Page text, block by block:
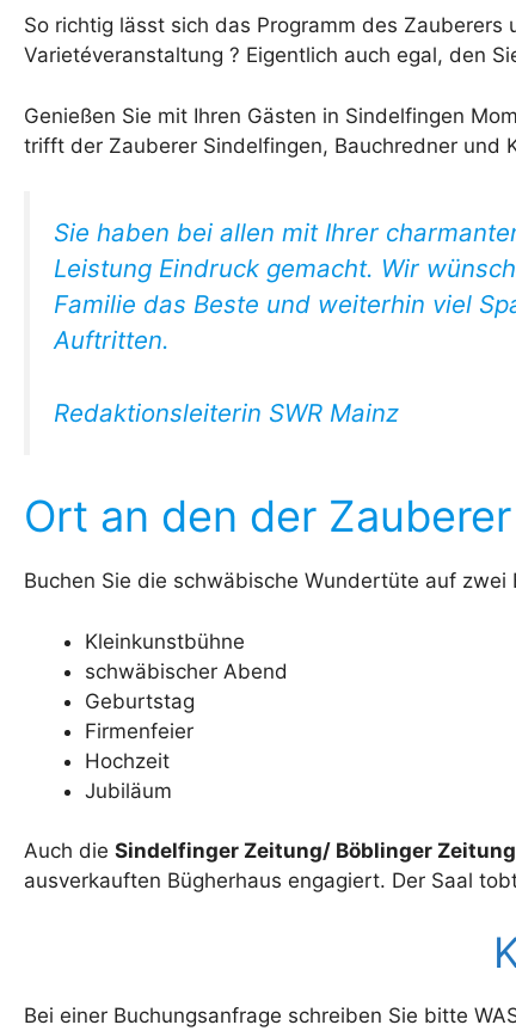
So richtig lässt sich das Programm des
Varietéveranstaltung ? Eigentlich auch egal, den
Genießen Sie mit Ihren Gästen in Sindelfingen
trifft der Zauberer Sindelfingen, Bauchredner und
Sie haben bei allen mit Ihrer
Leistung Eindruck gemacht. Wir
Familie das Beste und weiterhin viel
Auftritten.
Redaktionsleiterin SWR Mainz
Ort an den der
Buchen Sie die schwäbische Wundertüte auf zwei
Kleinkunstbühne
schwäbischer Abend
Geburtstag
Firmenfeier
Hochzeit
Jubiläum
Auch die Sindelfinger Zeitung/ Böblinger Zeitung
ausverkauften Bügherhaus engagiert. Der Saal
Bei einer Buchungsanfrage schreiben Sie bitte